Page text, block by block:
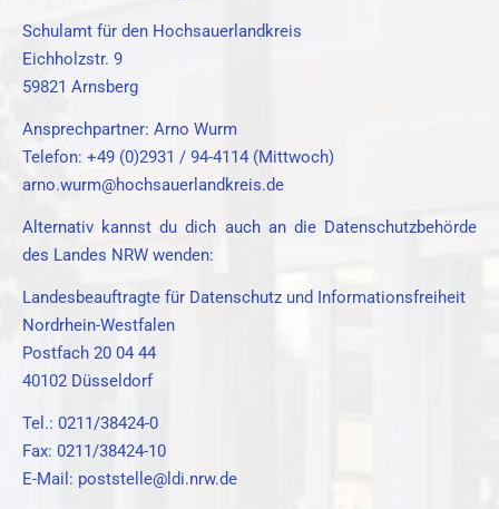
Schulamt für den Hochsauerlandkreis
Eichholzstr. 9
59821 Arnsberg
Ansprechpartner: Arno Wurm
Telefon: +49 (0)2931 / 94-4114 (Mittwoch)
arno.wurm@hochsauerlandkreis.de
Alternativ kannst du dich auch an die Datenschutzbehörde
des Landes NRW wenden:
Landesbeauftragte für Datenschutz und Informationsfreiheit
Nordrhein-Westfalen
Postfach 20 04 44
40102 Düsseldorf
Tel.: 0211/38424-0
Fax: 0211/38424-10
E-Mail: poststelle@ldi.nrw.de